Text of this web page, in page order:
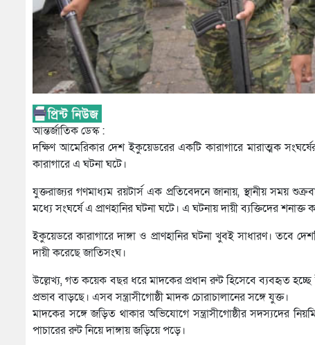
আন্তর্জাতিক ডেস্ক :
দক্ষিণ আমেরিকার দেশ ইকুয়েডরের একটি কারাগারে মারাত্মক
কারাগারে এ ঘটনা ঘটে।
যুক্তরাজ্যর গণমাধ্যম রয়টার্স এক প্রতিবেদনে জানায়, স্থানীয় সময়
মধ্যে সংঘর্ষে এ প্রাণহানির ঘটনা ঘটে। এ ঘটনায় দায়ী ব্যক্তিদের
ইকুয়েডরে কারাগারে দাঙ্গা ও প্রাণহানির ঘটনা খুবই সাধারণ। তবে
দায়ী করেছে জাতিসংঘ।
উল্লেখ্য, গত কয়েক বছর ধরে মাদকের প্রধান রুট হিসেবে ব্যবহৃত হচ্ছে
প্রভাব বাড়ছে। এসব সন্ত্রাসীগোষ্ঠী মাদক চোরাচালানের সঙ্গে যুক্ত।
মাদকের সঙ্গে জড়িত থাকার অভিযোগে সন্ত্রাসীগোষ্ঠীর সদস্যদের
পাচারের রুট নিয়ে দাঙ্গায় জড়িয়ে পড়ে।